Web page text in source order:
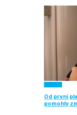
Od první
pomohly